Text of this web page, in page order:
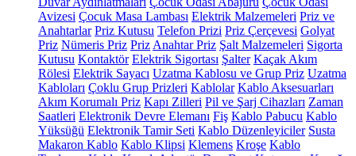
Avizesi Çocuk Masa Lambası Elektrik Malzemeleri Priz ve
Anahtarlar Priz Kutusu Telefon Prizi Priz Çerçevesi Golyat
Priz Nümeris Priz Priz Anahtar Priz Şalt Malzemeleri Sigorta
Kutusu Kontaktör Elektrik Sigortası Şalter Kaçak Akım
Rölesi Elektrik Sayacı Uzatma Kablosu ve Grup Priz Uzatma
Kabloları Çoklu Grup Prizleri Kablolar Kablo Aksesuarları
Akım Korumalı Priz Kapı Zilleri Pil ve Şarj Cihazları Zaman
Saatleri Elektronik Devre Elemanı Fiş Kablo Pabucu Kablo
Yüksüğü Elektronik Tamir Seti Kablo Düzenleyiciler Susta
Makaron Kablo Kablo Klipsi Klemens Kroşe Kablo